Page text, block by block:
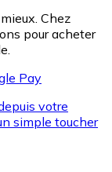
Chez
pour acheter
Pay
votre
simple toucher